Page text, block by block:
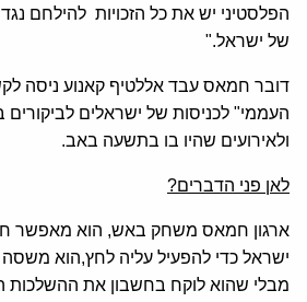
הפלסטיני יש את כל הזכויות להילחם
של ישראל."
דובר חמאס עבד אללטיף קאנוע ניסה
העממי" לכניסות של ישראלים
ולאירועים שהיו בו בתשעה באב.
לאן פני הדברים?
ארגון חמאס משחק באש, הוא מאפשר
ישראל כדי להפעיל עליה לחץ,הוא
מבלי שהוא לוקח בחשבון את ההשלכות